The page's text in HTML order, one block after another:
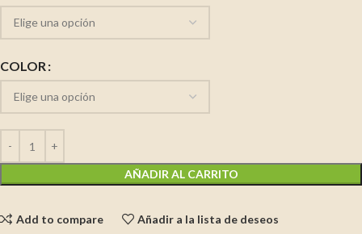
COLOR
AÑADIR AL CARRITO
Add to compare Añadir a la lista de deseos